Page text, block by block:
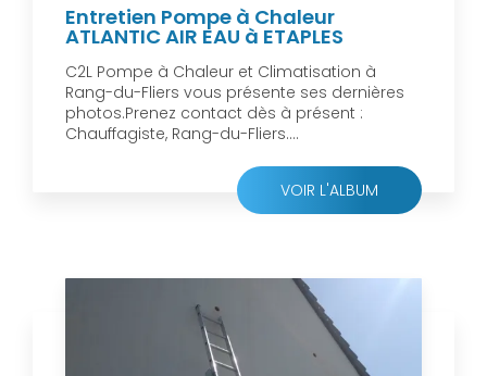
Entretien Pompe à Chaleur
ATLANTIC AIR EAU à ETAPLES
C2L Pompe à Chaleur et Climatisation à
Rang-du-Fliers vous présente ses dernières
photos.Prenez contact dès à présent :
Chauffagiste, Rang-du-Fliers....
VOIR L'ALBUM